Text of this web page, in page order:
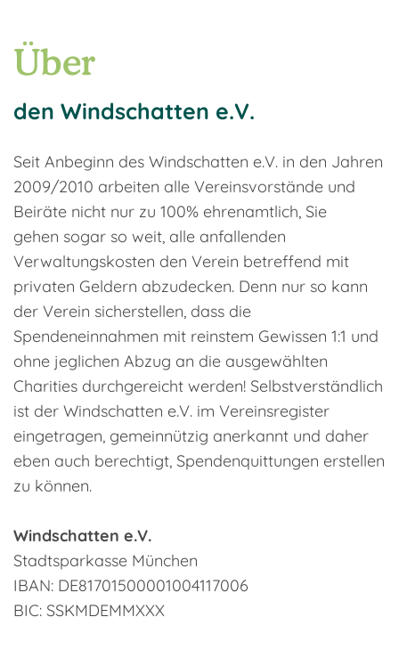
Über
den Windschatten e.V.
Seit Anbeginn des Windschatten e.V. in den Jahren
2009/2010 arbeiten alle Vereinsvorstände und
Beiräte nicht nur zu 100% ehrenamtlich, Sie
gehen sogar so weit, alle anfallenden
Verwaltungskosten den Verein betreffend mit
privaten Geldern abzudecken. Denn nur so kann
der Verein sicherstellen, dass die
Spendeneinnahmen mit reinstem Gewissen 1:1 und
ohne jeglichen Abzug an die ausgewählten
Charities durchgereicht werden! Selbstverständlich
ist der Windschatten e.V. im Vereinsregister
eingetragen, gemeinnützig anerkannt und daher
eben auch berechtigt, Spendenquittungen erstellen
zu können.
Windschatten e.V.
Stadtsparkasse München
IBAN: DE81701500001004117006
BIC: SSKMDEMMXXX